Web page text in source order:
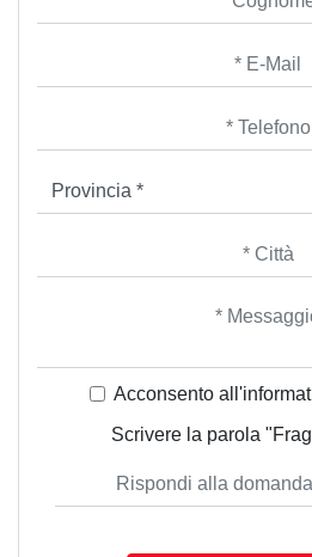
Acconsento
Scrivere la parola